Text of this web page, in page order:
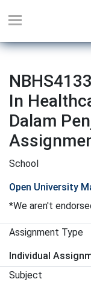
In
Dalam
School
Open University
*We aren't
Assignment Type
Individual
Subject